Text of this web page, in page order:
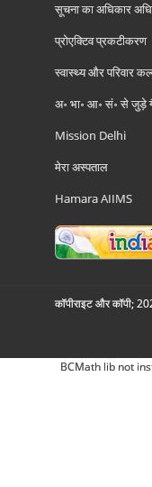
सूचना का अधिकार
प्रोएक्टिव प्रकटीकरण
स्वास्थ्य और परिवार
अ॰ भा॰ आ॰ सं॰ से जुड़े
Mission Delhi
मेरा अस्पताल
Hamara AIIMS
कॉपीराइट और कॉपी;
BCMath lib not